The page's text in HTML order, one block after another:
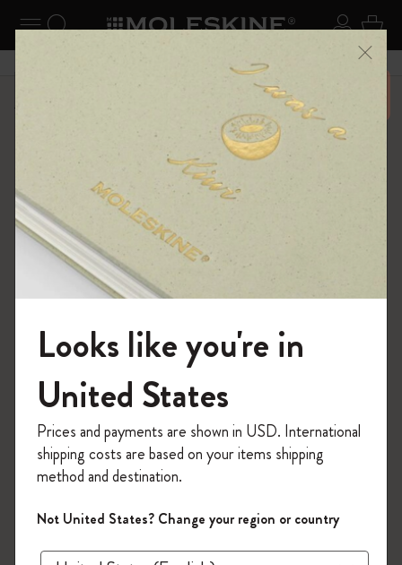
ナビゲーションの切替 ログ
検索 (キーワードなど) カ
6,500円以上のご購入で送料無料 メニ
ーを閉じる
ショップ
モレスキンの世界へようこそ
「WELCOME10」を入力すると、初回注
文が10%オフ＋送料無料になります。セ
ール・アウトレット品は適用外。
Moleskineアカウントを作成して限定オフ
ァーや会員特典、さらに多くのインスピ
レーションを手に入れましょう。
Looks like you're in
United States
Prices and payments are shown in USD. International
shipping costs are based on your items shipping
method and destination.
Not United States? Change your region or country